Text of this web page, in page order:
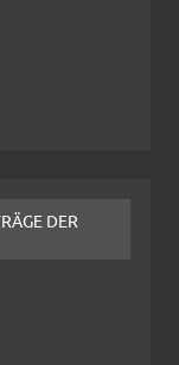
DER